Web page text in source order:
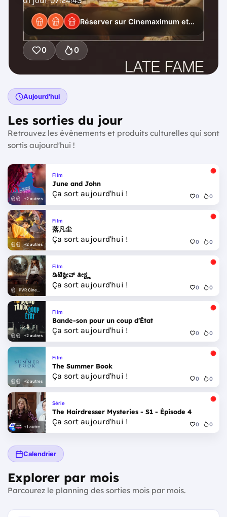
Réserver sur Cinemaximum et 20 autres
0 0
Aujourd'hui
Les sorties du jour
Retrouvez les évènements et produits culturelles qui sont
sortis aujourd'hui !
+2 autres
Film
June and John
Ça sort aujourd'hui ! 0 0
+2 autres
Film
落凡尘
Ça sort aujourd'hui ! 0 0
PVR Cinemas
Film
ಡಿಟೆಕ್ವೀವ್ ತೀಕ್ಷ್ಣ
Ça sort aujourd'hui ! 0 0
+2 autres
Film
Bande-son pour un coup d'État
Ça sort aujourd'hui ! 0 0
+2 autres
Film
The Summer Book
Ça sort aujourd'hui ! 0 0
+1 autre
Série
The Hairdresser Mysteries - S1 - Épisode 4
Ça sort aujourd'hui ! 0 0
Calendrier
Explorer par mois
Parcourez le planning des sorties mois par mois.